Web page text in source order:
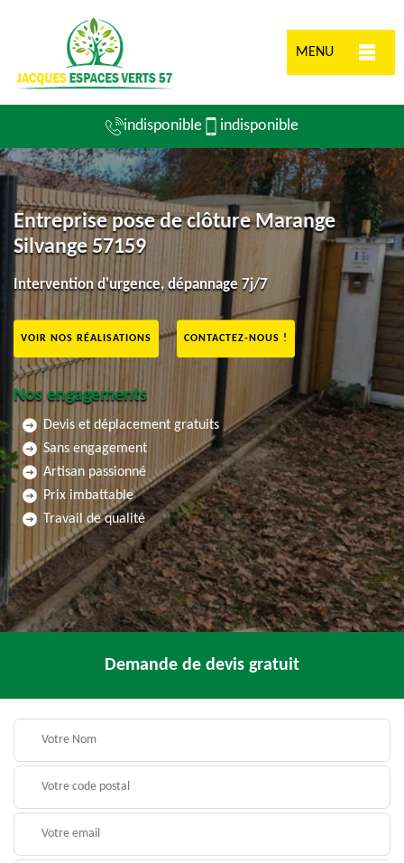
MENU
indisponible indisponible
Entreprise pose de clôture Marange
Silvange 57159
Intervention d'urgence, dépannage 7j/7
VOIR NOS RÉALISATIONS CONTACTEZ-NOUS !
Nos engagements
Devis et déplacement gratuits
Sans engagement
Artisan passionné
Prix imbattable
Travail de qualité
Demande de devis gratuit